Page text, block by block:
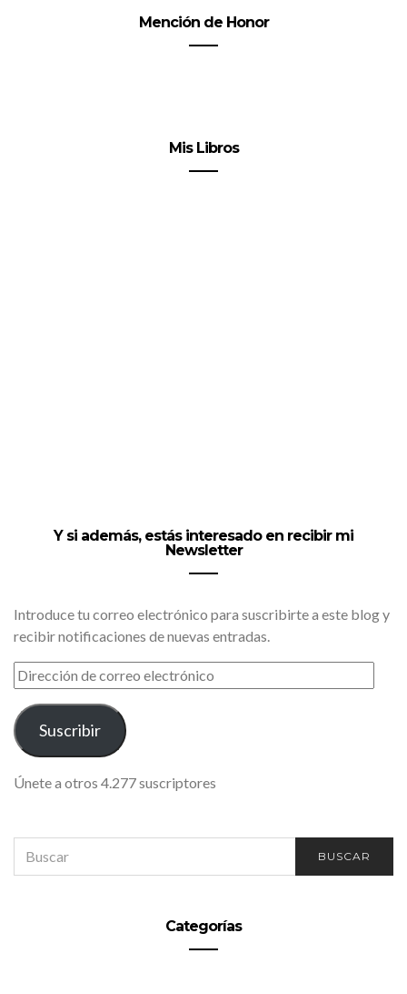
Mención de Honor
Mis Libros
Y si además, estás interesado en recibir mi
Newsletter
Introduce tu correo electrónico para suscribirte a este blog y
recibir notificaciones de nuevas entradas.
DIRECCIÓN
DE
CORREO
ELECTRÓNICO
Suscribir
Únete a otros 4.277 suscriptores
FOR:
BUSCAR
Categorías